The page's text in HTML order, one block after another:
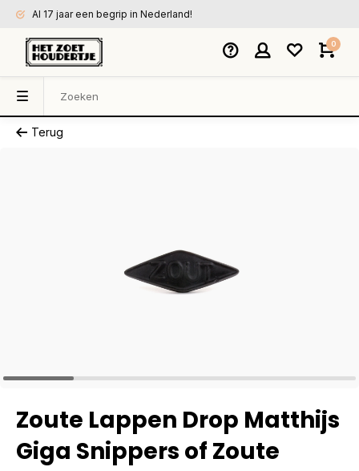
Al 17 jaar een begrip in Nederland!
0
Terug
Zoute Lappen Drop Matthijs
Giga Snippers of Zoute